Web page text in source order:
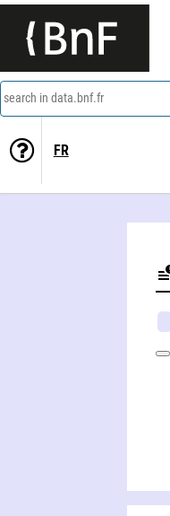
search in data.bnf.fr
FR